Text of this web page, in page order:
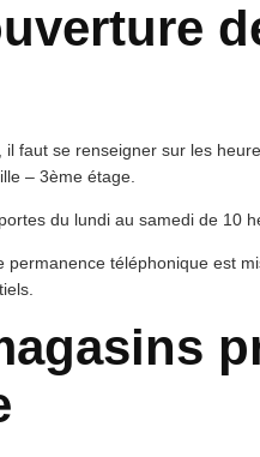
il faut se renseigner sur les
– 3ème étage.
du lundi au samedi de 10
permanence téléphonique est